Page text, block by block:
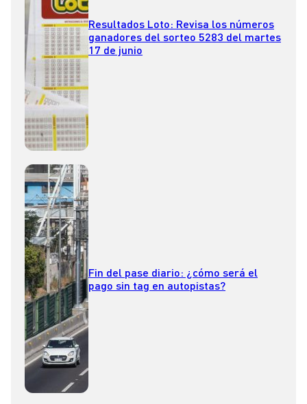
Resultados Loto: Revisa los números
ganadores del sorteo 5283 del martes
17 de junio
Fin del pase diario: ¿cómo será el
pago sin tag en autopistas?